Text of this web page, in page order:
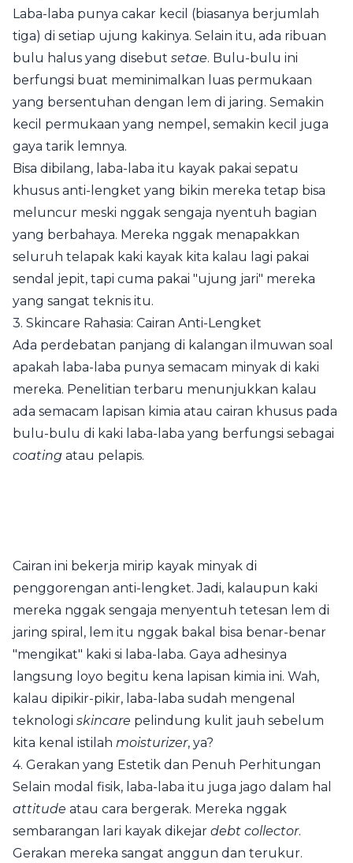
Laba-laba punya cakar kecil (biasanya berjumlah
tiga) di setiap ujung kakinya. Selain itu, ada ribuan
bulu halus yang disebut setae. Bulu-bulu ini
berfungsi buat meminimalkan luas permukaan
yang bersentuhan dengan lem di jaring. Semakin
kecil permukaan yang nempel, semakin kecil juga
gaya tarik lemnya.
Bisa dibilang, laba-laba itu kayak pakai sepatu
khusus anti-lengket yang bikin mereka tetap bisa
meluncur meski nggak sengaja nyentuh bagian
yang berbahaya. Mereka nggak menapakkan
seluruh telapak kaki kayak kita kalau lagi pakai
sendal jepit, tapi cuma pakai "ujung jari" mereka
yang sangat teknis itu.
3. Skincare Rahasia: Cairan Anti-Lengket
Ada perdebatan panjang di kalangan ilmuwan soal
apakah laba-laba punya semacam minyak di kaki
mereka. Penelitian terbaru menunjukkan kalau
ada semacam lapisan kimia atau cairan khusus pada
bulu-bulu di kaki laba-laba yang berfungsi sebagai
coating atau pelapis.
Cairan ini bekerja mirip kayak minyak di
penggorengan anti-lengket. Jadi, kalaupun kaki
mereka nggak sengaja menyentuh tetesan lem di
jaring spiral, lem itu nggak bakal bisa benar-benar
"mengikat" kaki si laba-laba. Gaya adhesinya
langsung loyo begitu kena lapisan kimia ini. Wah,
kalau dipikir-pikir, laba-laba sudah mengenal
teknologi skincare pelindung kulit jauh sebelum
kita kenal istilah moisturizer, ya?
4. Gerakan yang Estetik dan Penuh Perhitungan
Selain modal fisik, laba-laba itu juga jago dalam hal
attitude atau cara bergerak. Mereka nggak
sembarangan lari kayak dikejar debt collector.
Gerakan mereka sangat anggun dan terukur.